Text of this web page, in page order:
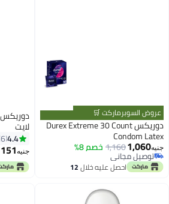
عروض السوبرماركت 🛒
دوريكس Durex Extreme 30 Count
Condom Latex
جنيه1,060
1,160خصم 8%
توصيل مجاني
توصيل مجانياحصل عليه خلال12
لايت
4.4
6
جنيه151